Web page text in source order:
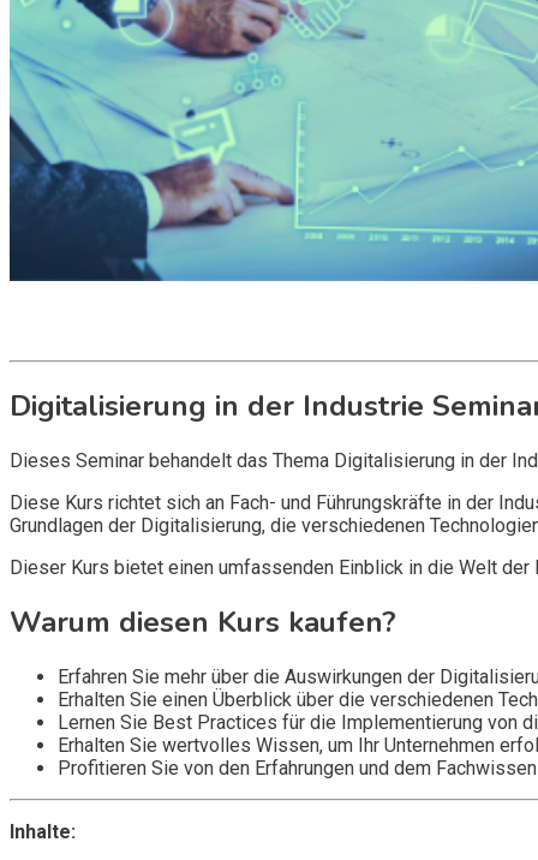
Digitalisierung in der Industrie
Dieses Seminar behandelt das Thema Digitalisierung in der
Diese Kurs richtet sich an Fach- und Führungskräfte in der
Grundlagen der Digitalisierung, die verschiedenen
Dieser Kurs bietet einen umfassenden Einblick in die Welt
Warum diesen Kurs kaufen?
Erfahren Sie mehr über die Auswirkungen der
Erhalten Sie einen Überblick über die verschiedenen
Lernen Sie Best Practices für die Implementierung von
Erhalten Sie wertvolles Wissen, um Ihr Unternehmen
Profitieren Sie von den Erfahrungen und dem
Inhalte: